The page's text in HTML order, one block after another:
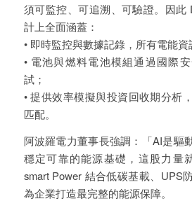
須可監控、可追溯、可驗證。因此
計上全面涵蓋：
• 即時監控與數據記錄，所有電能資
• 電池與燃料電池模組通過國際
試；
• 提供效率模擬與投資回收期分析
匹配。
阿波羅電力董事長強調：「AI是驅
穩定可靠的能源基礎，這股力量
smart Power 結合低碳基載、UPS
為企業打造最完整的能源保障。